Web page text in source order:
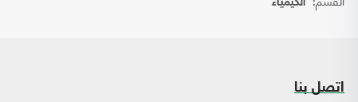
الكيمياء
اتصل بنا